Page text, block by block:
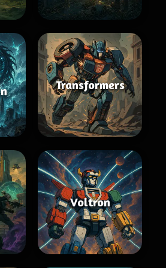
Transformers
Voltron